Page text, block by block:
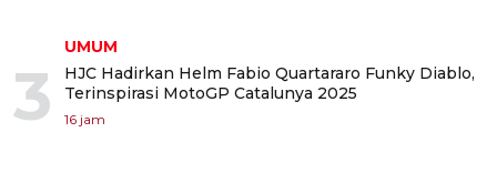
3
UMUM
HJC Hadirkan Helm Fabio Quartararo Funky Diablo,
Terinspirasi MotoGP Catalunya 2025
16 jam